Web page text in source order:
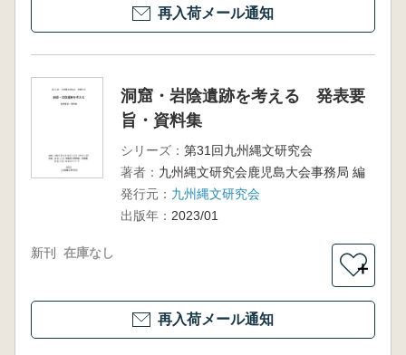
再入荷メール通知
洞窟・岩陰遺跡を考える 発表要
旨・資料集
シリーズ： 第31回九州縄文研究会
著者： 九州縄文研究会鹿児島大会事務局 編
発行元： 九州縄文研究会
出版年： 2023/01
新刊 在庫なし
＋
再入荷メール通知